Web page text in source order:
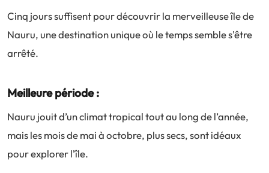
Cinq jours suffisent pour découvrir la merveilleuse île de
Nauru, une destination unique où le temps semble s'être
arrêté.
Meilleure période :
Nauru jouit d’un climat tropical tout au long de l’année,
mais les mois de mai à octobre, plus secs, sont idéaux
pour explorer l'île.